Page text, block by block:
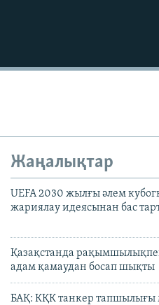
Жаңалықтар
UEFA 2030 жылғы әлем
жариялау идеясынан бас
Қазақстанда
адам қамаудан босап шықты
БАҚ: КҚК танкер тапшылығы